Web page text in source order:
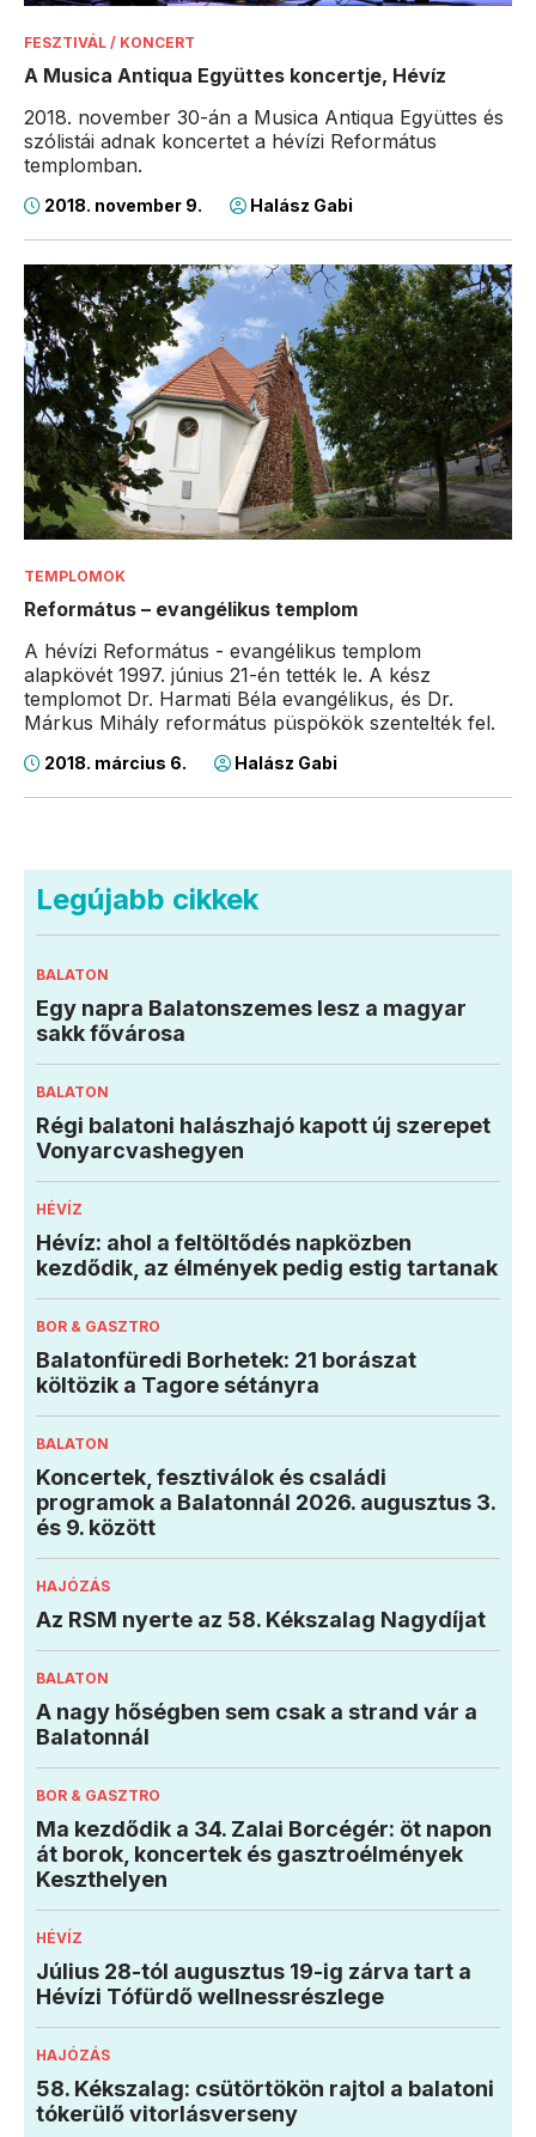
FESZTIVÁL / KONCERT
A Musica Antiqua Együttes koncertje, Hévíz
2018. november 30-án a Musica Antiqua Együttes és
szólistái adnak koncertet a hévízi Református
templomban.
2018. november 9. Halász Gabi
TEMPLOMOK
Református – evangélikus templom
A hévízi Református - evangélikus templom
alapkövét 1997. június 21-én tették le. A kész
templomot Dr. Harmati Béla evangélikus, és Dr.
Márkus Mihály református püspökök szentelték fel.
2018. március 6. Halász Gabi
Legújabb cikkek
BALATON
Egy napra Balatonszemes lesz a magyar
sakk fővárosa
BALATON
Régi balatoni halászhajó kapott új szerepet
Vonyarcvashegyen
HÉVÍZ
Hévíz: ahol a feltöltődés napközben
kezdődik, az élmények pedig estig tartanak
BOR & GASZTRO
Balatonfüredi Borhetek: 21 borászat
költözik a Tagore sétányra
BALATON
Koncertek, fesztiválok és családi
programok a Balatonnál 2026. augusztus 3.
és 9. között
HAJÓZÁS
Az RSM nyerte az 58. Kékszalag Nagydíjat
BALATON
A nagy hőségben sem csak a strand vár a
Balatonnál
BOR & GASZTRO
Ma kezdődik a 34. Zalai Borcégér: öt napon
át borok, koncertek és gasztroélmények
Keszthelyen
HÉVÍZ
Július 28-tól augusztus 19-ig zárva tart a
Hévízi Tófürdő wellnessrészlege
HAJÓZÁS
58. Kékszalag: csütörtökön rajtol a balatoni
tókerülő vitorlásverseny